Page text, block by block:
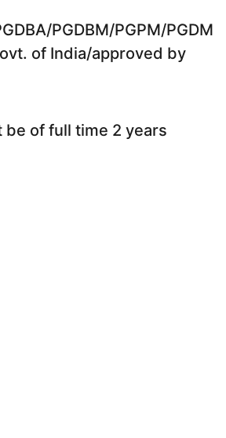
PGDBM/PGPM/PGDM
of India/approved by
be of full time 2 years